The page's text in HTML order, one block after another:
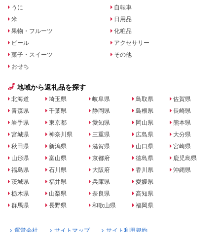
うに
米
果物・フルーツ
ビール
菓子・スイーツ
おせち
自転車
日用品
化粧品
アクセサリー
その他
地域から返礼品を探す
北海道
青森県
岩手県
宮城県
秋田県
山形県
福島県
茨城県
栃木県
群馬県
埼玉県
千葉県
東京都
神奈川県
新潟県
富山県
石川県
福井県
山梨県
長野県
岐阜県
静岡県
愛知県
三重県
滋賀県
京都府
大阪府
兵庫県
奈良県
和歌山県
鳥取県
島根県
岡山県
広島県
山口県
徳島県
香川県
愛媛県
高知県
福岡県
佐賀県
長崎県
熊本県
大分県
宮崎県
鹿児島県
沖縄県